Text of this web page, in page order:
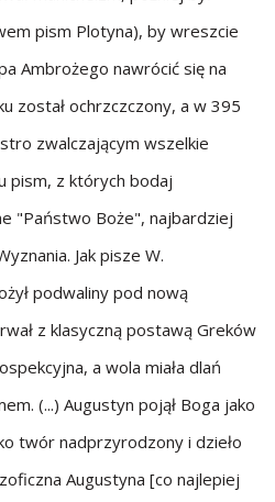
pism Plotyna), by wreszcie
Ambrożego nawrócić się na
został ochrzczczony, a w 395
zwalczającym wszelkie
pism, z których bodaj
"Państwo Boże", najbardziej
Jak pisze W.
podwaliny pod nową
z klasyczną postawą Greków
a wola miała dlań
(...) Augustyn pojął Boga jako
twór nadprzyrodzony i dzieło
Augustyna [co najlepiej